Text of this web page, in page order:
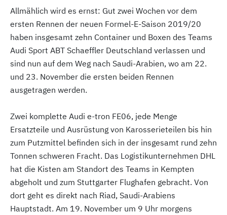
Allmählich wird es ernst: Gut zwei Wochen vor dem
ersten Rennen der neuen Formel-E-Saison 2019/20
haben insgesamt zehn Container und Boxen des Teams
Audi Sport ABT Schaeffler Deutschland verlassen und
sind nun auf dem Weg nach Saudi-Arabien, wo am 22.
und 23. November die ersten beiden Rennen
ausgetragen werden.
Zwei komplette Audi e-tron FE06, jede Menge
Ersatzteile und Ausrüstung von Karosserieteilen bis hin
zum Putzmittel befinden sich in der insgesamt rund zehn
Tonnen schweren Fracht. Das Logistikunternehmen DHL
hat die Kisten am Standort des Teams in Kempten
abgeholt und zum Stuttgarter Flughafen gebracht. Von
dort geht es direkt nach Riad, Saudi-Arabiens
Hauptstadt. Am 19. November um 9 Uhr morgens